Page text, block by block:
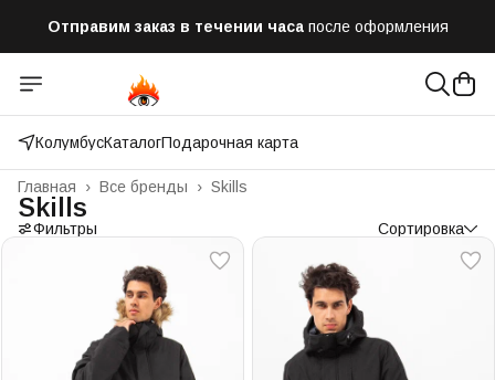
Бесплатная доставка при заказе от 10 000 рублей
Оплатим до 50% доставки Яндекс.Доставка и СДЭК
КолумбусКаталогПодарочная карта
Skills
Все бренды ›
Главная ›
Skills
Фильтры Сортировка